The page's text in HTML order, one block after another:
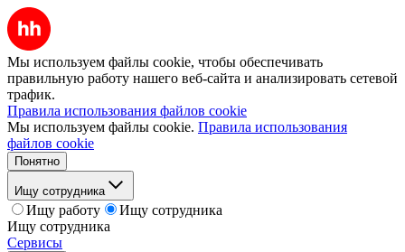
Мы используем файлы cookie, чтобы обеспечивать
правильную работу нашего веб-сайта и анализировать сетевой
трафик.
Правила использования файлов cookie
Мы используем файлы cookie. Правила использования
файлов cookie
Понятно
Ищу сотрудника
Ищу работу
Ищу сотрудника
Ищу сотрудника
Сервисы